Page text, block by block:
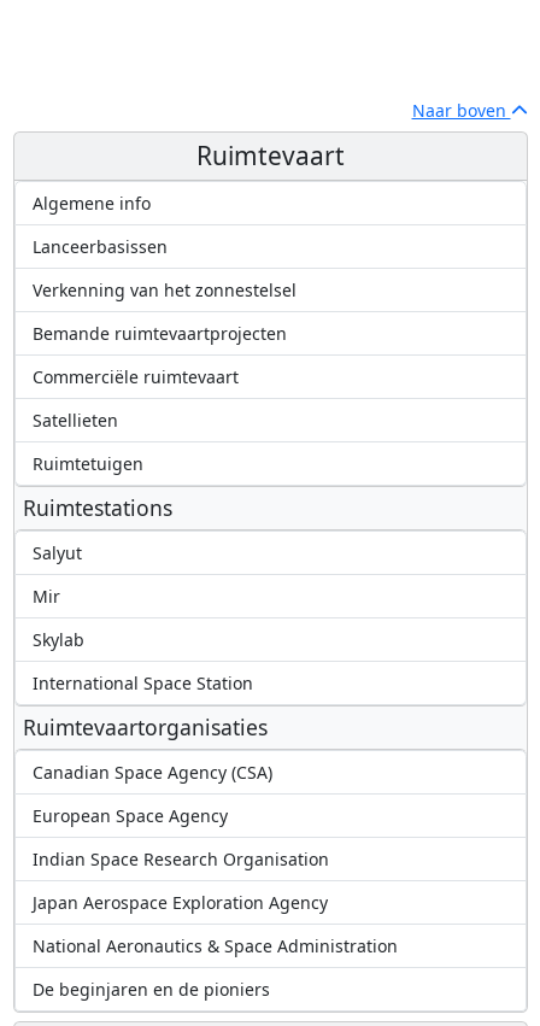
Naar boven
Ruimtevaart
Algemene info
Lanceerbasissen
Verkenning van het zonnestelsel
Bemande ruimtevaartprojecten
Commerciële ruimtevaart
Satellieten
Ruimtetuigen
Ruimtestations
Salyut
Mir
Skylab
International Space Station
Ruimtevaartorganisaties
Canadian Space Agency (CSA)
European Space Agency
Indian Space Research Organisation
Japan Aerospace Exploration Agency
National Aeronautics & Space Administration
De beginjaren en de pioniers